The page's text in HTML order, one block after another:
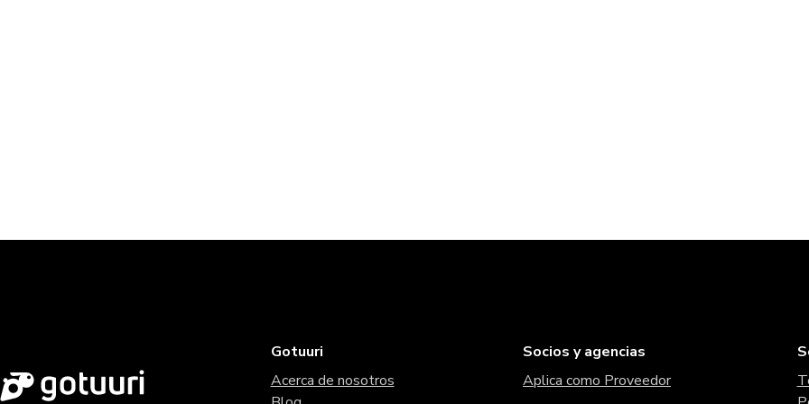
Gotuuri
Acerca de nosotros
Socios y agencias
Aplica como Proveedor